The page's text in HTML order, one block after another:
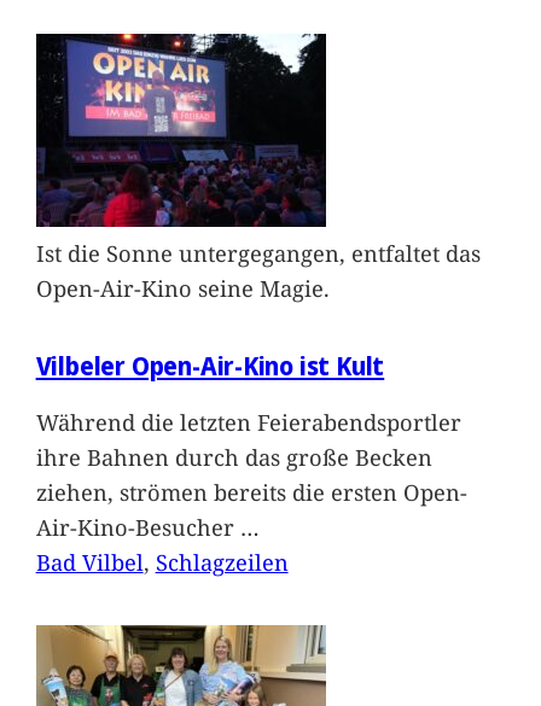
Ist die Sonne untergegangen, entfaltet das
Open-Air-Kino seine Magie.
Vilbeler Open-Air-Kino ist Kult
Während die letzten Feierabendsportler
ihre Bahnen durch das große Becken
ziehen, strömen bereits die ersten Open-
Air-Kino-Besucher …
Bad Vilbel, Schlagzeilen